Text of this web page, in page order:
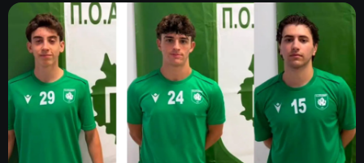
Α1 ΕΠΣΗ
Α2 ΕΠΣΗ
Β1 ΕΠΣΗ
Β2 ΕΠΣΗ